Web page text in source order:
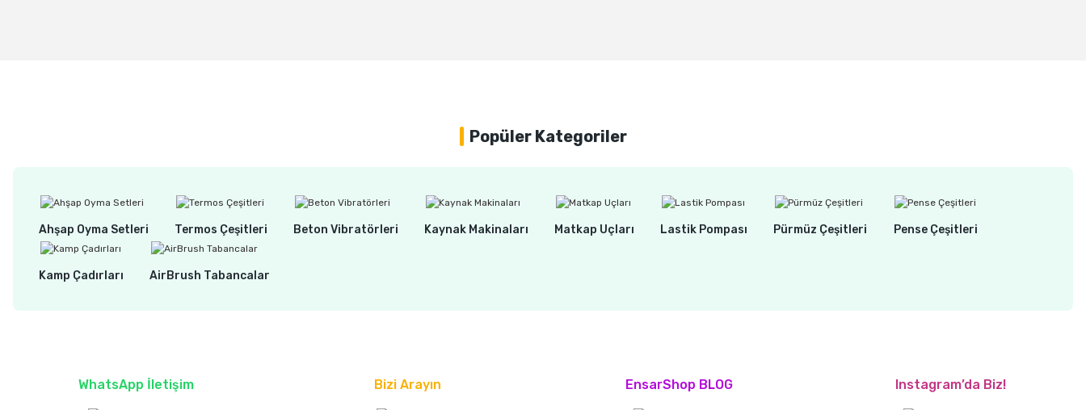
Popüler Kategoriler
Ahşap Oyma Setleri Termos Çeşitleri Beton Vibratörleri Kaynak Makinaları Matkap Uçları Lastik Pompası Pürmüz Çeşitleri Pense Çeşitleri
Kamp Çadırları AirBrush Tabancalar
WhatsApp İletişim Bizi Arayın EnsarShop BLOG Instagram’da Biz!